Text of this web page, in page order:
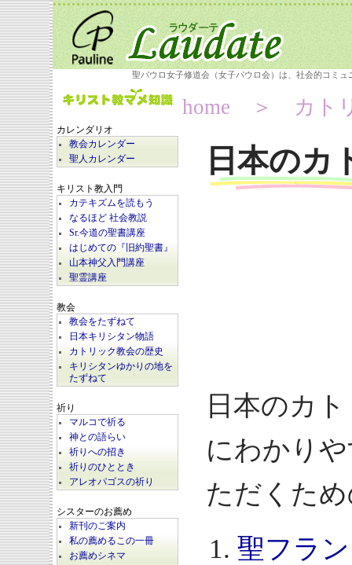
聖パウロ女子修道会（女子パウロ会）は、社会的コミ
カレンダリオ
教会カレンダー
聖人カレンダー
キリスト教入門
カテキズムを読もう
なるほど 社会教説
Sr.今道の聖書講座
はじめての『旧約聖書』
山本神父入門講座
聖霊講座
教会
教会をたずねて
日本キリシタン物語
カトリック教会の歴史
キリシタンゆかりの地を
たずねて
祈り
マルコで祈る
神との語らい
祈りへの招き
祈りのひととき
アレオパゴスの祈り
シスターのお薦め
新刊のご案内
私の薦めるこの一冊
お薦めシネマ
home ＞ カトリ
日本のカ
日本のカ
にわかり
ただくた
聖フラ